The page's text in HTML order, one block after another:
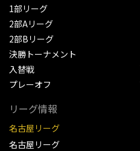
1部リーグ
2部Aリーグ
2部Bリーグ
決勝トーナメント
入替戦
プレーオフ
リーグ情報
名古屋リーグ
名古屋リーグ